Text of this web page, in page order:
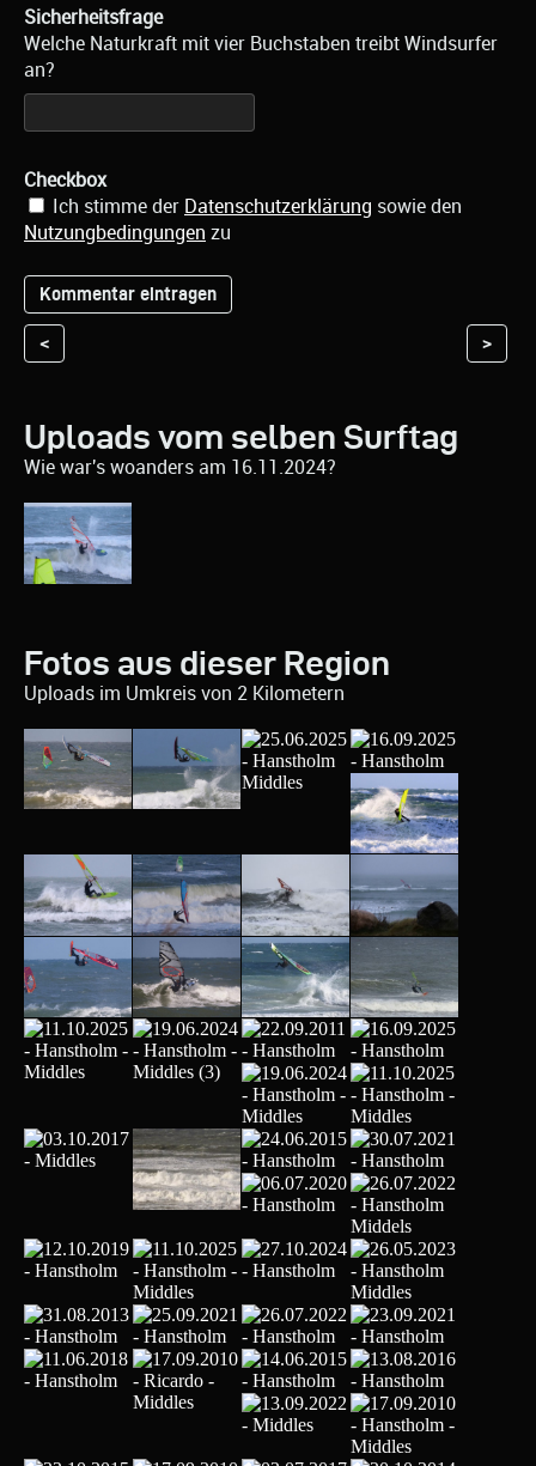
Sicherheitsfrage
Welche Naturkraft mit vier Buchstaben treibt Windsurfer
an?
Checkbox
Ich stimme der Datenschutzerklärung sowie den
Nutzungbedingungen zu
< >
Uploads vom selben Surftag
Wie war's woanders am 16.11.2024?
Fotos aus dieser Region
Uploads im Umkreis von 2 Kilometern